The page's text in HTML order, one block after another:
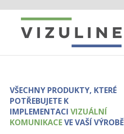
VŠECHNY PRODUKTY, KTERÉ
POTŘEBUJETE K
IMPLEMENTACI VIZUÁLNÍ
KOMUNIKACEVE VAŠÍ VÝROBĚ